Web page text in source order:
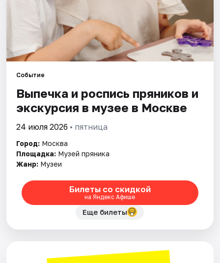
События
Города
Площадки
Рейтинги
Событие
Выпечка и роспись пряников и
экскурсия в музее в Москве
24 июля 2026 • пятница
Город: Москва
Площадка: Музей пряника
Жанр: Музеи
Билеты со скидкой
на Яндекс Афише
Еще билеты